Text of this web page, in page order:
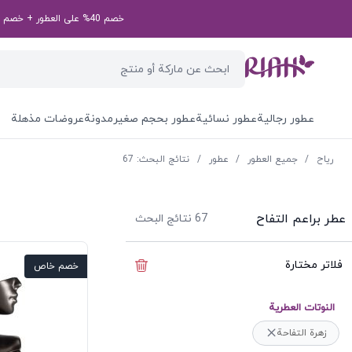
خصم 40% على العطور + خصم إضافي بقيمة 50 درهم إماراتي على طلبك الأول! رمز الخصم الخاص بك: first50aed
عطور رجاليةعطور نسائيةعطور بحجم صغيرمدونةعروضات مذهلة
ریاح / جميع العطور / عطور / نتائج البحث: 67
عطر براعم التفاح 67 نتائج البحث
فلاتر مختارة
النوتات العطرية
زهرة التفاحة
خصم خاص